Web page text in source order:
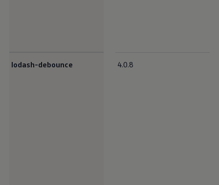
lodash-debounce 4.0.8